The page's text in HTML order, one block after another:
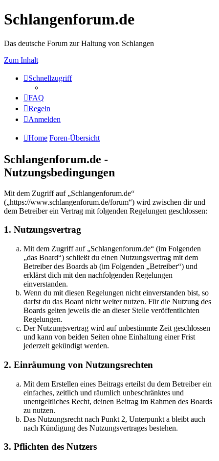
Schlangenforum.de
Das deutsche Forum zur Haltung von Schlangen
Zum Inhalt
Schnellzugriff
FAQ
Regeln
Anmelden
Home Foren-Übersicht
Schlangenforum.de -
Nutzungsbedingungen
Mit dem Zugriff auf „Schlangenforum.de“
(„https://www.schlangenforum.de/forum“) wird zwischen dir und
dem Betreiber ein Vertrag mit folgenden Regelungen geschlossen:
1. Nutzungsvertrag
Mit dem Zugriff auf „Schlangenforum.de“ (im Folgenden
„das Board“) schließt du einen Nutzungsvertrag mit dem
Betreiber des Boards ab (im Folgenden „Betreiber“) und
erklärst dich mit den nachfolgenden Regelungen
einverstanden.
Wenn du mit diesen Regelungen nicht einverstanden bist, so
darfst du das Board nicht weiter nutzen. Für die Nutzung des
Boards gelten jeweils die an dieser Stelle veröffentlichten
Regelungen.
Der Nutzungsvertrag wird auf unbestimmte Zeit geschlossen
und kann von beiden Seiten ohne Einhaltung einer Frist
jederzeit gekündigt werden.
2. Einräumung von Nutzungsrechten
Mit dem Erstellen eines Beitrags erteilst du dem Betreiber ein
einfaches, zeitlich und räumlich unbeschränktes und
unentgeltliches Recht, deinen Beitrag im Rahmen des Boards
zu nutzen.
Das Nutzungsrecht nach Punkt 2, Unterpunkt a bleibt auch
nach Kündigung des Nutzungsvertrages bestehen.
3. Pflichten des Nutzers